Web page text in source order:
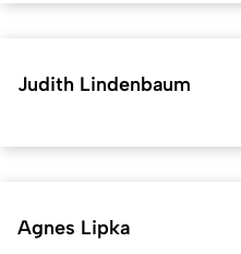
Judith Lindenbaum
Agnes Lipka